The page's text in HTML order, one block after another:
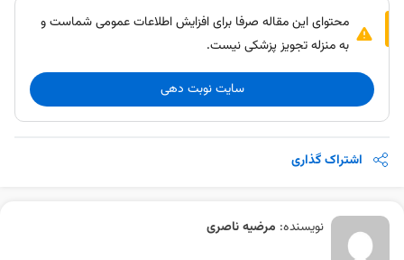
محتوای این مقاله صرفا برای افزایش اطلاعات عمومی شماست و
به منزله تجویز پزشکی نیست.
سایت نوبت دهی
اشتراک گذاری
نویسنده: مرضیه ناصری